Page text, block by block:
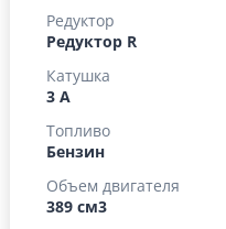
Редуктор
Редуктор R
Катушка
3 А
Топливо
Бензин
Объем двигателя
389 см3